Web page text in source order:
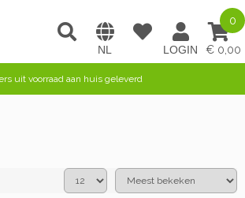
0,00
0
uit voorraad aan huis geleverd